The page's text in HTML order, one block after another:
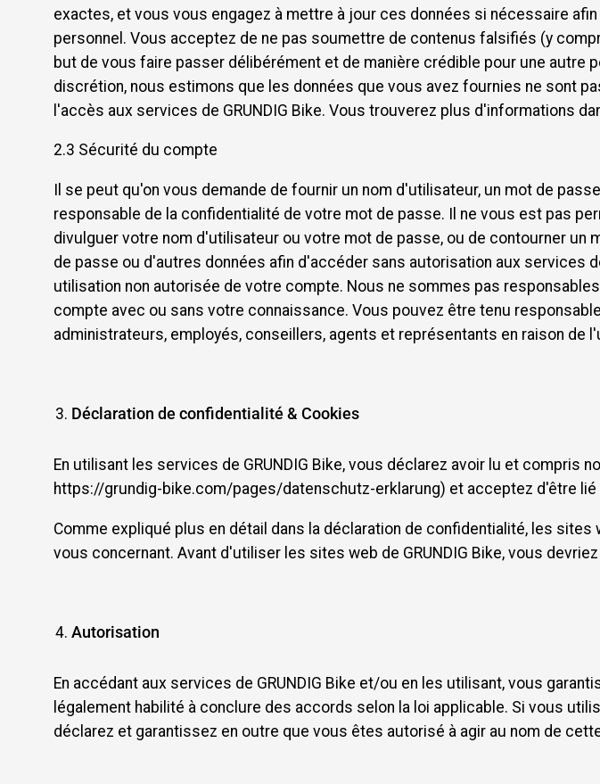
exactes, et vous vous engagez à mettre à jour ces données si nécessaire
personnel. Vous acceptez de ne pas soumettre de contenus falsifiés (y
but de vous faire passer délibérément et de manière crédible pour une autre
discrétion, nous estimons que les données que vous avez fournies ne sont
l'accès aux services de GRUNDIG Bike. Vous trouverez plus d'informations
2.3 Sécurité du compte
Il se peut qu'on vous demande de fournir un nom d'utilisateur, un mot de
responsable de la confidentialité de votre mot de passe. Il ne vous est pas
divulguer votre nom d'utilisateur ou votre mot de passe, ou de contourner
de passe ou d'autres données afin d'accéder sans autorisation aux services
utilisation non autorisée de votre compte. Nous ne sommes pas
compte avec ou sans votre connaissance. Vous pouvez être tenu
administrateurs, employés, conseillers, agents et représentants en raison de
Déclaration de confidentialité & Cookies
En utilisant les services de GRUNDIG Bike, vous déclarez avoir lu et compris
https://grundig-bike.com/pages/datenschutz-erklarung) et acceptez d'être
Comme expliqué plus en détail dans la déclaration de confidentialité, les
vous concernant. Avant d'utiliser les sites web de GRUNDIG Bike, vous
Autorisation
En accédant aux services de GRUNDIG Bike et/ou en les utilisant, vous
légalement habilité à conclure des accords selon la loi applicable. Si vous
déclarez et garantissez en outre que vous êtes autorisé à agir au nom de